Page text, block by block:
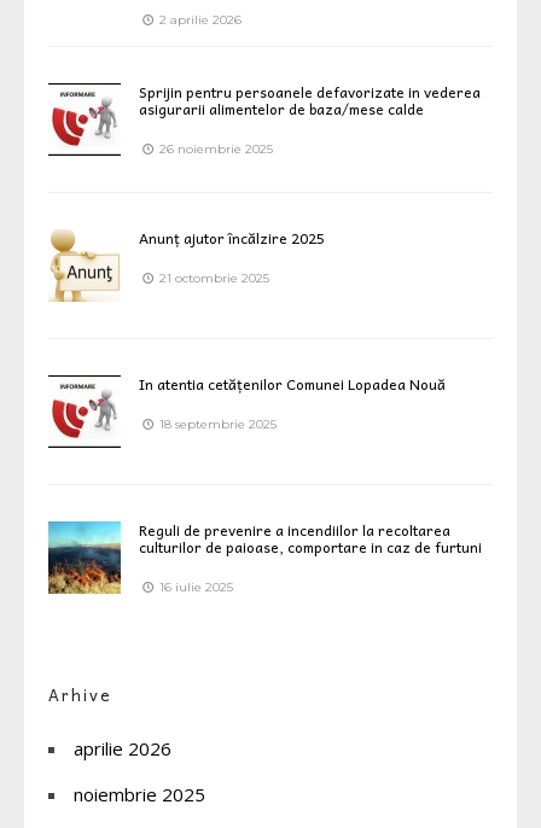
2 aprilie 2026
Sprijin pentru persoanele defavorizate in vederea
asigurarii alimentelor de baza/mese calde
26 noiembrie 2025
Anunț ajutor încălzire 2025
21 octombrie 2025
In atentia cetățenilor Comunei Lopadea Nouă
18 septembrie 2025
Reguli de prevenire a incendiilor la recoltarea
culturilor de paioase, comportare in caz de furtuni
16 iulie 2025
Arhive
aprilie 2026
noiembrie 2025